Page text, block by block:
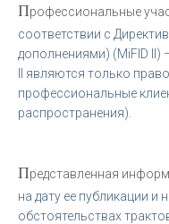
Профессиональные
соответствии с
дополнениями) (MiFID II)
II являются только
профессиональные
распространения).
Представленная
на дату ее публикации и
обстоятельствах